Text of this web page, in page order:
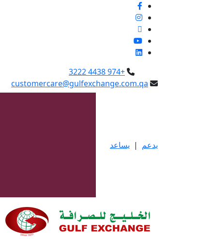
+974 4438 3222
customercare@gulfexchange.com.qa
يدعم | يساعد